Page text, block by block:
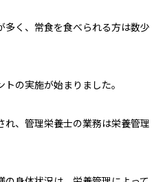
多く、常食を食べられる方は数少
の実施が始まりました。
れ、管理栄養士の業務は栄養管理